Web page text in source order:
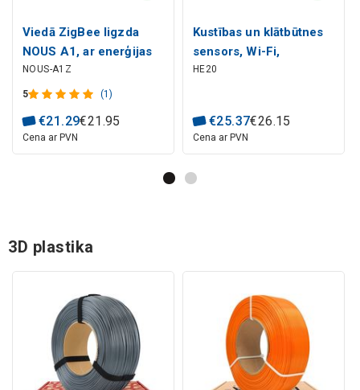
Viedā ZigBee ligzda
NOUS A1, ar enerģijas
skaitītāju, TUYA / Smart
Life
NOUS-A1Z
5 (1)
€21 .29€21 .95
Cena ar PVN
Kustības un klātbūtnes
sensors, Wi-Fi,
mikroviļņu krāsns, USB
HE20
€25.37€26.15
Cena ar PVN
3D plastika